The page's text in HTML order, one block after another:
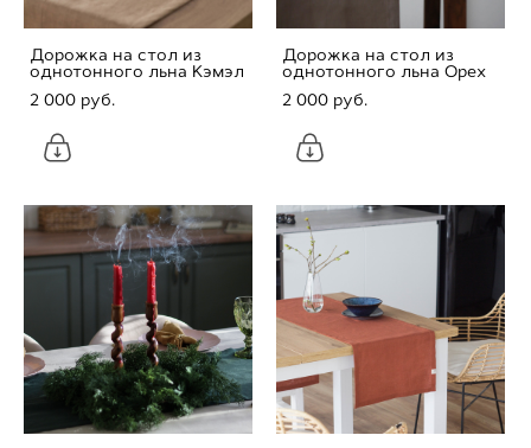
Дорожка на стол из
однотонного льна Кэмэл
2 000 pуб.
Дорожка на стол из
однотонного льна Орех
2 000 pуб.